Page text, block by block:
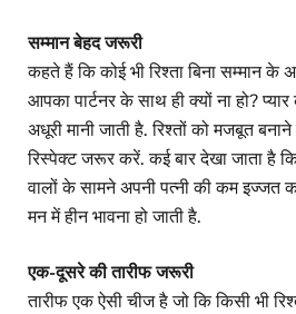
सम्मान बेहद जरूरी
कहते हैं कि कोई भी रिश्ता बिना सम्मान के
आपका पार्टनर के साथ ही क्यों ना हो?
अधूरी मानी जाती है. रिश्तों को मजबूत
रिस्पेक्ट जरूर करें. कई बार देखा जाता है
वालों के सामने अपनी पत्नी की कम
मन में हीन भावना हो जाती है.
एक-दूसरे की तारीफ जरूरी
तारीफ एक ऐसी चीज है जो कि किसी भी